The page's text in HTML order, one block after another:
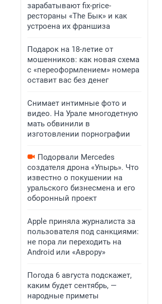
зарабатывают fix-price-
рестораны «The Бык» и как
устроена их франшиза
Подарок на 18-летие от
мошенников: как новая схема
с «переоформлением» номера
оставит вас без денег
Снимает интимные фото и
видео. На Урале многодетную
мать обвинили в
изготовлении порнографии
Подорвали Mercedes
создателя дрона «Упырь». Что
известно о покушении на
уральского бизнесмена и его
оборонный проект
Apple приняла журналиста за
пользователя под санкциями:
не пора ли переходить на
Android или «Аврору»
Погода 6 августа подскажет,
каким будет сентябрь, —
народные приметы